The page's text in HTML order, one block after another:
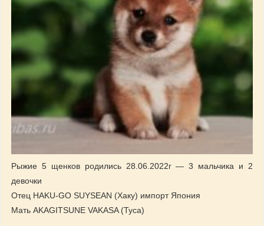
Рыжие 5 щенков родились 28.06.2022г — 3 мальчика и 2
девочки
Отец HAKU-GO SUYSEAN (Хаку) импорт Япония
Мать AKAGITSUNE VAKASA (Туса)